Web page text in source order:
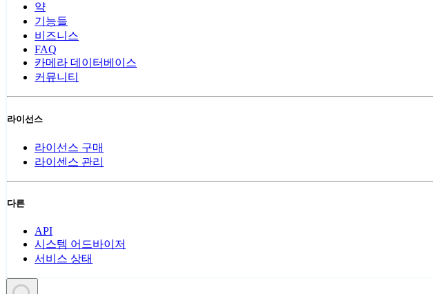
약
기능들
비즈니스
FAQ
카메라 데이터베이스
커뮤니티
라이선스
라이선스 구매
라이센스 관리
다른
API
시스템 어드바이저
서비스 상태